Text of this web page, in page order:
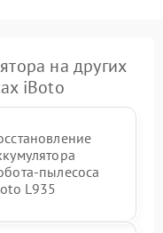
на других
iBoto
пылесоса
L935